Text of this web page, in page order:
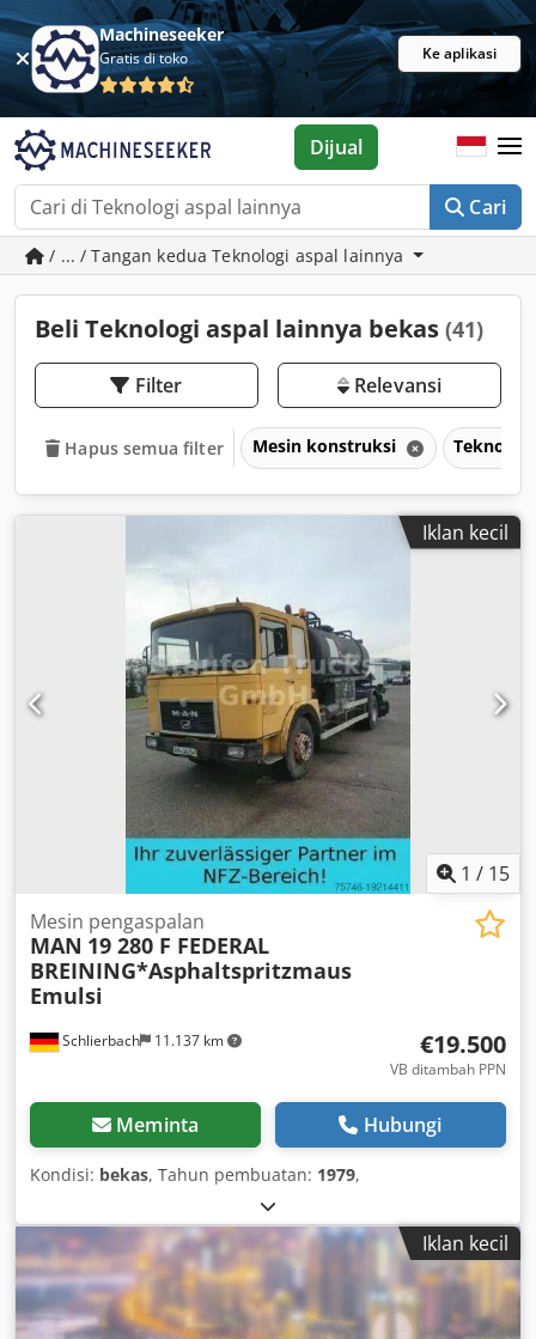
Machineseeker
Gratis di toko Ke aplikasi
Cari
Dijual
/ ... / Tangan kedua Teknologi aspal lainnya
Beli Teknologi aspal lainnya bekas (41)
Filter Relevansi
Hapus semua filter Mesin konstruksi
Iklan kecil
1 / 15
Schlierbach 11.137 km
Mesin pengaspalan
MAN 19 280 F FEDERAL
BREINING*Asphaltspritzmaus
Emulsi
€19.500
VB ditambah PPN
Meminta Hubungi
Kondisi: bekas, Tahun pembuatan: 1979,
Iklan kecil